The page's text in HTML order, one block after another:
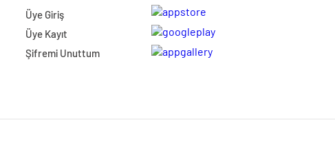
Üye Giriş
Üye Kayıt
Şifremi Unuttum